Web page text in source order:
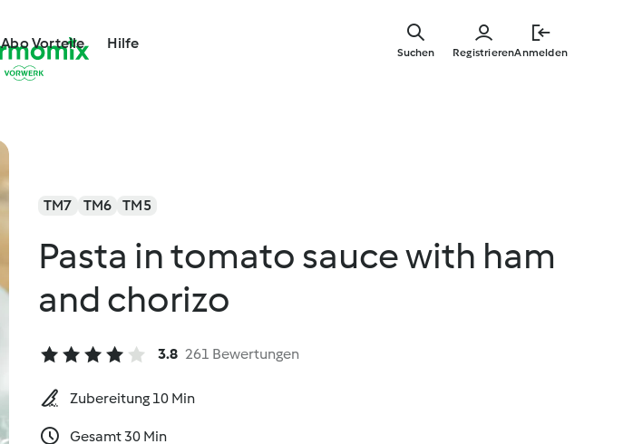
Abo Vorteile Hilfe
RegistrierenAnmelden
Suchen
TM7 TM6 TM5
Pasta in tomato sauce with ham
and chorizo
3.8 261 Bewertungen
Zubereitung 10 Min
Gesamt 30 Min